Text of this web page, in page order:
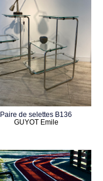
Paire de selettes B136
GUYOT Emile